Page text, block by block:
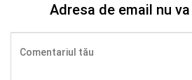
Adresa de email nu